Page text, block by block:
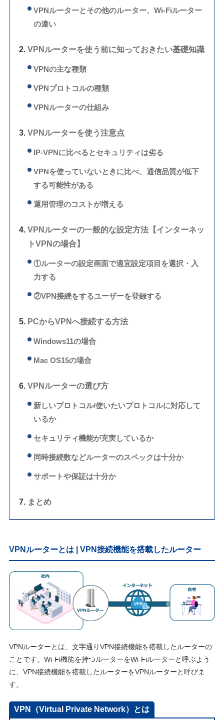
VPNルーターとその他のルーター、Wi-Fiルーター
の違い
VPNルーターを使う前に知っておきたい基礎知識
VPNの主な種類
VPNプロトコルの種類
VPNルーターの仕組み
VPNルーターを使う注意点
IP-VPNに比べるとセキュリティは劣る
VPNを使っていないときに比べ、通信品質が低下
する可能性がある
運用管理のコストが増える
VPNルーターの一般的な設定方法【インターネッ
トVPNの場合】
①ルーターの設定画面で適宜設定項目を選択・入
力する
②VPN接続をするユーザーを登録する
PCからVPNへ接続する方法
Windows11の場合
Mac OS15の場合
VPNルーターの選び方
新しいプロトコル/使いたいプロトコルに対応して
いるか
セキュリティ機能が充実しているか
同時接続数などルーターのスペックは十分か
サポートや保証は十分か
まとめ
VPNルーターとは | VPN接続機能を搭載したルーター
VPNルーターとは、文字通りVPN接続機能を搭載したルーターの
ことです。Wi-Fi機能を持つルーターをWi-Fiルーターと呼ぶよう
に、VPN接続機能を搭載したルーターをVPNルーターと呼びま
す。
VPN（Virtual Private Network）とは